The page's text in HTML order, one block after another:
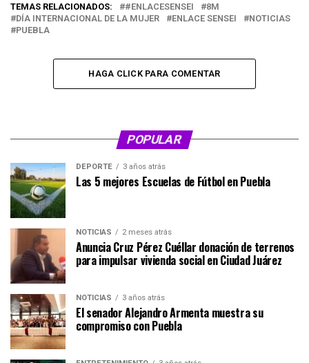
TEMAS RELACIONADOS: #ENLACESENSEI
8M
DÍA INTERNACIONAL DE LA MUJER
ENLACE SENSEI
NOTICIAS
PUEBLA
HAGA CLICK PARA COMENTAR
POPULAR
DEPORTE 3 años atrás
Las 5 mejores Escuelas de Fútbol en Puebla
NOTICIAS 2 meses atrás
Anuncia Cruz Pérez Cuéllar donación de terrenos
para impulsar vivienda social en Ciudad Juárez
NOTICIAS 3 años atrás
El senador Alejandro Armenta muestra su
compromiso con Puebla